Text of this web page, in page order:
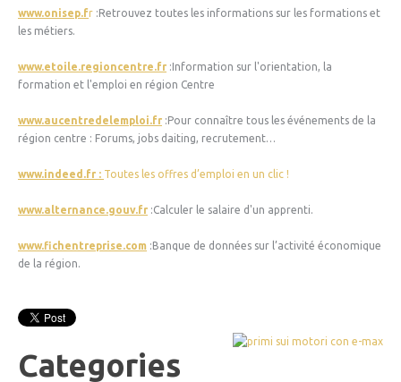
www.onisep.fr :Retrouvez toutes les informations sur les formations et
les métiers.
www.etoile.regioncentre.fr :Information sur l'orientation, la
formation et l'emploi en région Centre
www.aucentredelemploi.fr :Pour connaître tous les événements de la
région centre : Forums, jobs daiting, recrutement…
www.indeed.fr : Toutes les offres d’emploi en un clic !
www.alternance.gouv.fr :Calculer le salaire d'un apprenti.
www.fichentreprise.com :Banque de données sur l’activité économique
de la région.
Categories